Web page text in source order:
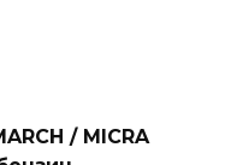
/ MICRA